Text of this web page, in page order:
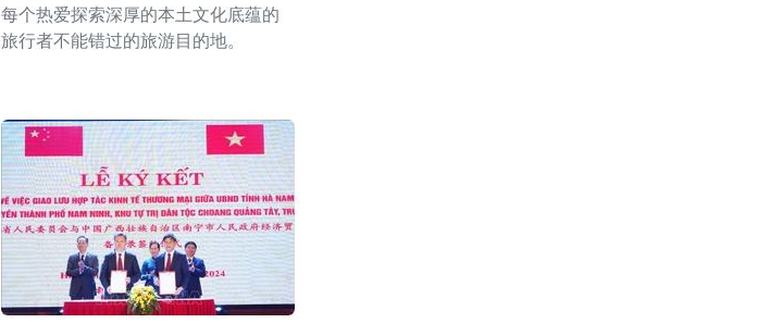
每个热爱探索深厚的本土文化底蕴的
旅行者不能错过的旅游目的地。